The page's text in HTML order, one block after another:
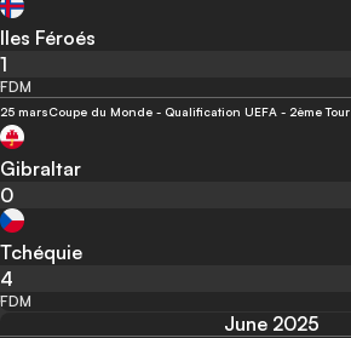
Iles Féroés
1
FDM
25 marsCoupe du Monde - Qualification UEFA - 2ème Tour
Gibraltar
0
Tchéquie
4
FDM
June 2025